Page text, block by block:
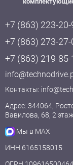
+7 (863) 223-20-
+7 (863) 273-27-
+7 (863) 219-85-
Контакты:
Адрес: 344064,
Вавилова, 68, 2
Мы в MAX
ИНН 6165158015